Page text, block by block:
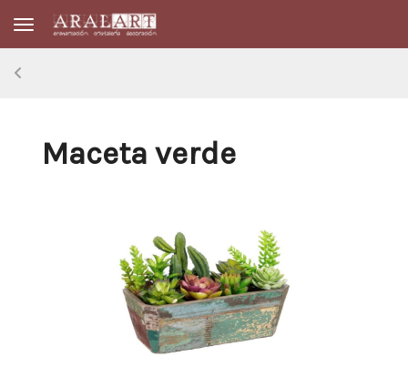
Toggle navigation
Maceta verde